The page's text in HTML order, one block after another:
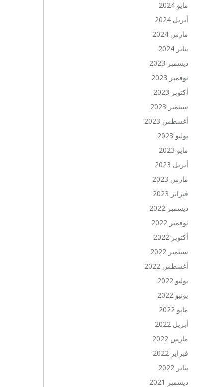
مايو 2024
أبريل 2024
مارس 2024
يناير 2024
ديسمبر 2023
نوفمبر 2023
أكتوبر 2023
سبتمبر 2023
أغسطس 2023
يوليو 2023
مايو 2023
أبريل 2023
مارس 2023
فبراير 2023
ديسمبر 2022
نوفمبر 2022
أكتوبر 2022
سبتمبر 2022
أغسطس 2022
يوليو 2022
يونيو 2022
مايو 2022
أبريل 2022
مارس 2022
فبراير 2022
يناير 2022
ديسمبر 2021